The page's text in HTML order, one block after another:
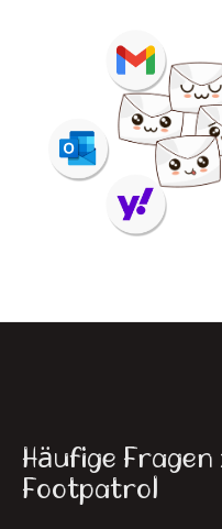
Häufige Fragen
Footpatrol